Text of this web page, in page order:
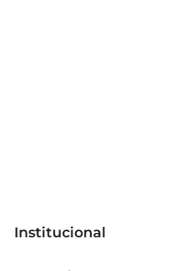
boca, revelase
Institucional